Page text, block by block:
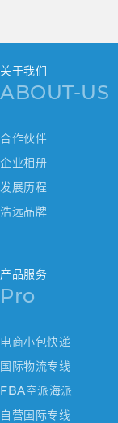
关于我们
ABOUT-US
合作伙伴
企业相册
发展历程
浩远品牌
产品服务
Pro
电商小包快递
国际物流专线
FBA空派海派
自营国际专线